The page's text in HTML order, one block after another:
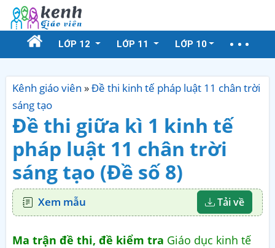
LỚP 12 LỚP 11 LỚP 10
Kênh giáo viên »Đề thi kinh tế pháp luật 11 chân trời
sáng tạo
Đề thi giữa kì 1 kinh tế
pháp luật 11 chân trời
sáng tạo (Đề số 8)
Xem mẫu Tải về
Ma trận đề thi, đề kiểm tra Giáo dục kinh tế